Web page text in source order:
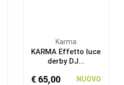
Karma
KARMA Effetto luce
derby DJ...
€ 65,00 NUOVO